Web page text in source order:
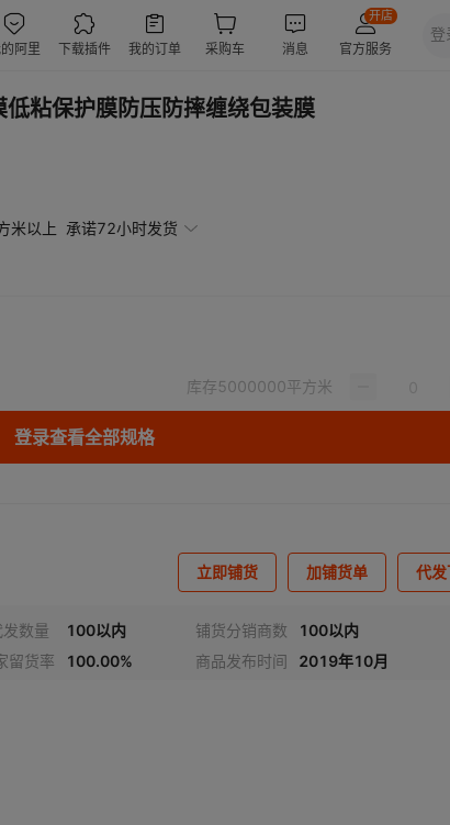
粘保护膜防压防摔缠绕包装膜
米以上 承诺72小时发货
库存5000000平方米
登录查看全部规格
立即铺货 加铺货单 代
发数量 100以内 铺货分销商数
100以内
留货率 100.00% 商品发布时间 2019年10月